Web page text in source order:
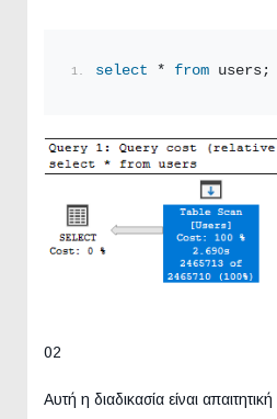
select * from users;
02
Αυτή η διαδικασία είναι